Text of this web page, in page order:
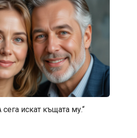
сега искат къщата му.“